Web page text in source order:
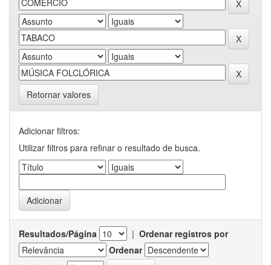
Retornar valores
Adicionar filtros:
Utilizar filtros para refinar o resultado de busca.
Resultados/Página | Ordenar registros por
Ordenar